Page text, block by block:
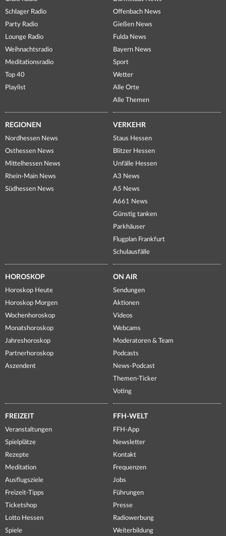
Schlager Radio
Party Radio
Lounge Radio
Weihnachtsradio
Meditationsradio
Top 40
Playlist
Offenbach News
Gießen News
Fulda News
Bayern News
Sport
Wetter
Alle Orte
Alle Themen
REGIONEN
Nordhessen News
Osthessen News
Mittelhessen News
Rhein-Main News
Südhessen News
VERKEHR
Staus Hessen
Blitzer Hessen
Unfälle Hessen
A3 News
A5 News
A661 News
Günstig tanken
Parkhäuser
Flugplan Frankfurt
Schulausfälle
HOROSKOP
Horoskop Heute
Horoskop Morgen
Wochenhoroskop
Monatshoroskop
Jahreshoroskop
Partnerhoroskop
Aszendent
ON AIR
Sendungen
Aktionen
Videos
Webcams
Moderatoren & Team
Podcasts
News-Podcast
Themen-Ticker
Voting
FREIZEIT
Veranstaltungen
Spielplätze
Rezepte
Meditation
Ausflugsziele
Freizeit-Tipps
Ticketshop
Lotto Hessen
Spiele
FFH-WELT
FFH-App
Newsletter
Kontakt
Frequenzen
Jobs
Führungen
Presse
Radiowerbung
Weiterbildung